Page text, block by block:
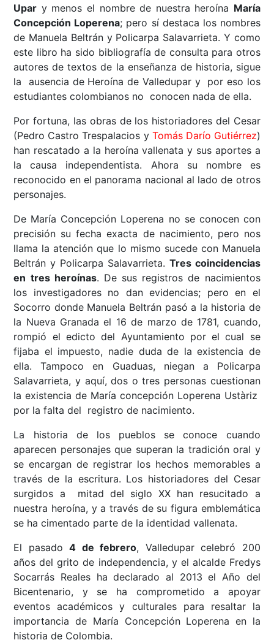
Upar y menos el nombre de nuestra heroína María
Concepción Loperena; pero sí destaca los nombres
de Manuela Beltrán y Policarpa Salavarrieta. Y como
este libro ha sido bibliografía de consulta para otros
autores de textos de la enseñanza de historia, sigue
la ausencia de Heroína de Valledupar y por eso los
estudiantes colombianos no conocen nada de ella.
Por fortuna, las obras de los historiadores del Cesar
(Pedro Castro Trespalacios y Tomás Darío Gutiérrez)
han rescatado a la heroína vallenata y sus aportes a
la causa independentista. Ahora su nombre es
reconocido en el panorama nacional al lado de otros
personajes.
De María Concepción Loperena no se conocen con
precisión su fecha exacta de nacimiento, pero nos
llama la atención que lo mismo sucede con Manuela
Beltrán y Policarpa Salavarrieta. Tres coincidencias
en tres heroínas. De sus registros de nacimientos
los investigadores no dan evidencias; pero en el
Socorro donde Manuela Beltrán pasó a la historia de
la Nueva Granada el 16 de marzo de 1781, cuando,
rompió el edicto del Ayuntamiento por el cual se
fijaba el impuesto, nadie duda de la existencia de
ella. Tampoco en Guaduas, niegan a Policarpa
Salavarrieta, y aquí, dos o tres personas cuestionan
la existencia de María concepción Loperena Ustàriz
por la falta del registro de nacimiento.
La historia de los pueblos se conoce cuando
aparecen personajes que superan la tradición oral y
se encargan de registrar los hechos memorables a
través de la escritura. Los historiadores del Cesar
surgidos a mitad del siglo XX han resucitado a
nuestra heroína, y a través de su figura emblemática
se ha cimentado parte de la identidad vallenata.
El pasado4 de febrero, Valledupar celebró 200
años del grito de independencia, y el alcalde Fredys
Socarrás Reales ha declarado al 2013 el Año del
Bicentenario, y se ha comprometido a apoyar
eventos académicos y culturales para resaltar la
importancia de María Concepción Loperena en la
historia de Colombia.